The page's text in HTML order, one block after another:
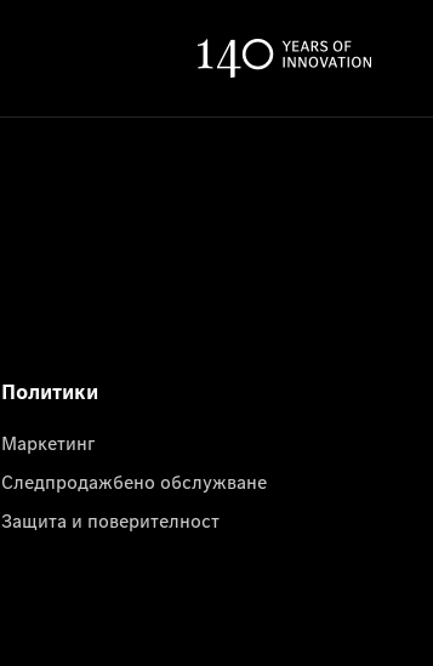
Политики
Маркетинг
Следпродажбено обслужване
Защита и поверителност